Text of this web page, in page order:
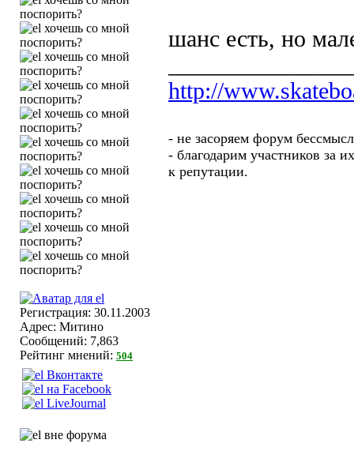
Регистрация: 30.11.2003
Адрес: Митино
Сообщений: 7,863
Рейтинг мнений: 504
шанс есть, но
http://
- не засоряем форум
- благодарим участников за
к репутации.